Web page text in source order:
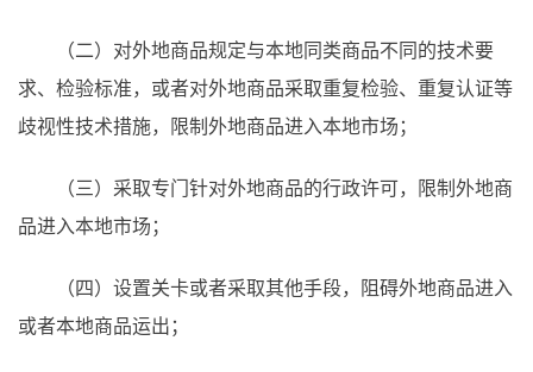
（二）对外地商品规定与本地同类商品不同的技术要
求、检验标准，或者对外地商品采取重复检验、重复认证等
歧视性技术措施，限制外地商品进入本地市场；
（三）采取专门针对外地商品的行政许可，限制外地商
品进入本地市场；
（四）设置关卡或者采取其他手段，阻碍外地商品进入
或者本地商品运出；